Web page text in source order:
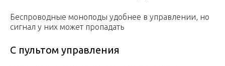
Беспроводные моноподы удобнее в управлении, но
сигнал у них может пропадать
С пультом управления